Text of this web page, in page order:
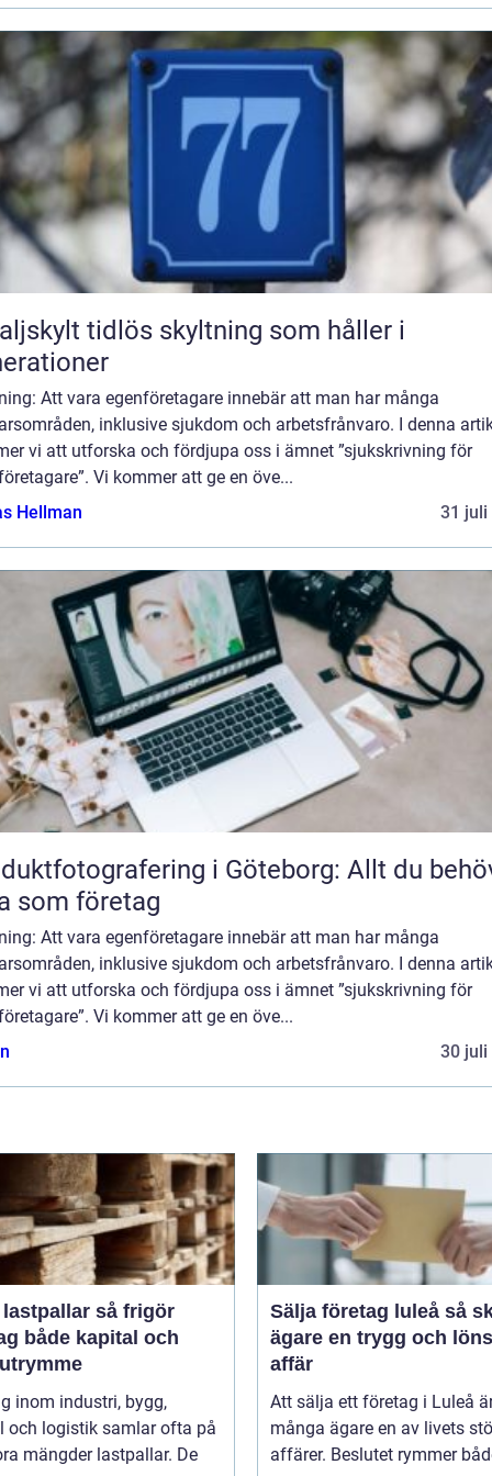
skyltning som håller i
Att vara egenföretagare innebär att man har många
inklusive sjukdom och arbetsfrånvaro. I denna
vi att utforska och fördjupa oss i ämnet ”sjukskrivning för
Vi kommer att ge en öve...
Hellman
31 juli
i Göteborg: Allt du
som företag
Att vara egenföretagare innebär att man har många
inklusive sjukdom och arbetsfrånvaro. I denna
vi att utforska och fördjupa oss i ämnet ”sjukskrivning för
Vi kommer att ge en öve...
30 juli
så frigör
både kapital och
inom industri, bygg,
och logistik samlar ofta på
mängder lastpallar. De
Sälja företag luleå så skapar
ägare en trygg och
affär
Att sälja ett företag i Luleå
många ägare en av livets
affärer. Beslutet rymmer